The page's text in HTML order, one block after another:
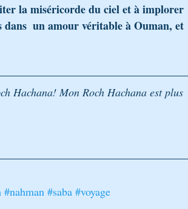
la miséricorde du ciel et à implorer
dans  un amour véritable à Ouman, et
Hachana! Mon Roch Hachana est plus
#nahman #saba #voyage